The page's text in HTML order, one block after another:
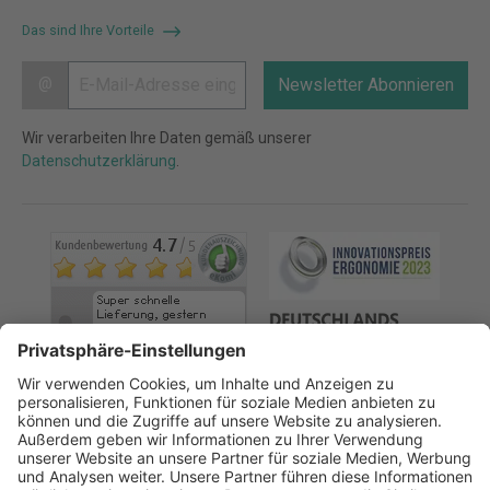
Das sind Ihre Vorteile
Newsletter Abonnieren
Wir verarbeiten Ihre Daten gemäß unserer
Datenschutzerklärung